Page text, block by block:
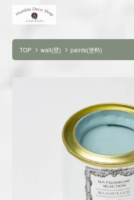
TOP wall(壁) paints(塗料)